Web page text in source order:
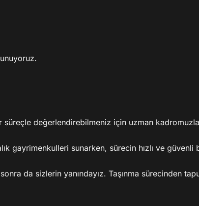
değerlendirebilmeniz için uzman kadromuzla
gayrimenkulleri sunarken, sürecin hızlı ve güvenli
da sizlerin yanındayız. Taşınma sürecinden